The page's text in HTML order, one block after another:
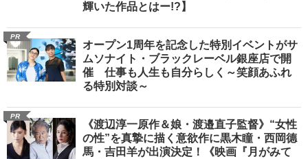
輝いた作品とはー!?】
PR
オープン1周年を記念した特別イベントがサ
ムソナイト・ブラックレーベル銀座店で開
催 仕事も人生も自分らしく～笑顔あふれ
る特別対談～
PR
《渡辺淳一原作＆娘・渡邉直子監督》“女性
の性”を真摯に描く意欲作に黒木瞳・西岡德
馬・吉田羊が出演決定！《映画『月がみて